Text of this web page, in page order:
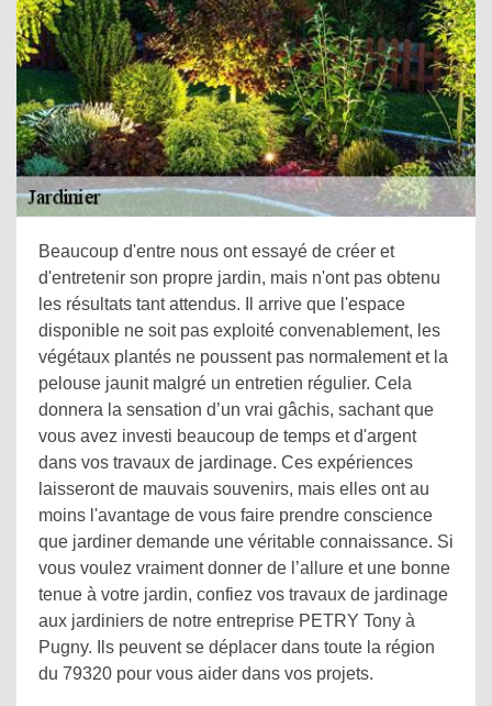
Beaucoup d'entre nous ont essayé de créer et
d'entretenir son propre jardin, mais n'ont pas obtenu
les résultats tant attendus. Il arrive que l'espace
disponible ne soit pas exploité convenablement, les
végétaux plantés ne poussent pas normalement et la
pelouse jaunit malgré un entretien régulier. Cela
donnera la sensation d’un vrai gâchis, sachant que
vous avez investi beaucoup de temps et d'argent
dans vos travaux de jardinage. Ces expériences
laisseront de mauvais souvenirs, mais elles ont au
moins l'avantage de vous faire prendre conscience
que jardiner demande une véritable connaissance. Si
vous voulez vraiment donner de l’allure et une bonne
tenue à votre jardin, confiez vos travaux de jardinage
aux jardiniers de notre entreprise PETRY Tony à
Pugny. Ils peuvent se déplacer dans toute la région
du 79320 pour vous aider dans vos projets.